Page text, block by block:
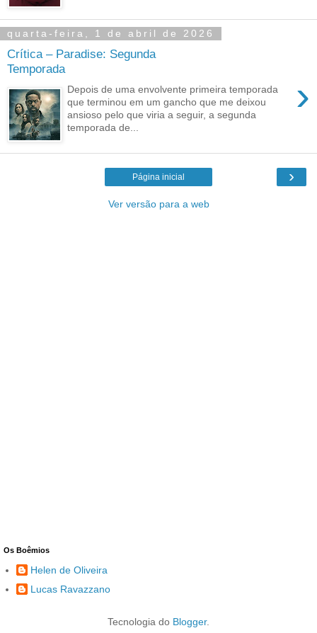
quarta-feira, 1 de abril de 2026
Crítica – Paradise: Segunda
Temporada
›
Depois de uma envolvente primeira temporada
que terminou em um gancho que me deixou
ansioso pelo que viria a seguir, a segunda
temporada de...
›
Página inicial
Ver versão para a web
Os Boêmios
Helen de Oliveira
Lucas Ravazzano
Tecnologia do Blogger.